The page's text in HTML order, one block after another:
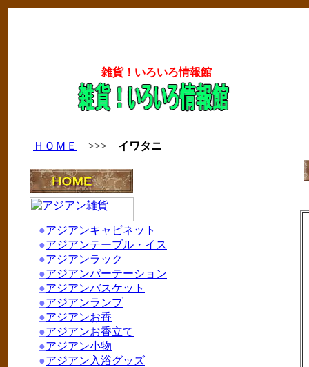
雑貨！いろいろ情報館
ＨＯＭＥ >>> イワタニ
●アジアンキャビネット
●アジアンテーブル・イス
●アジアンラック
●アジアンパーテーション
●アジアンバスケット
●アジアンランプ
●アジアンお香
●アジアンお香立て
●アジアン小物
●アジアン入浴グッズ